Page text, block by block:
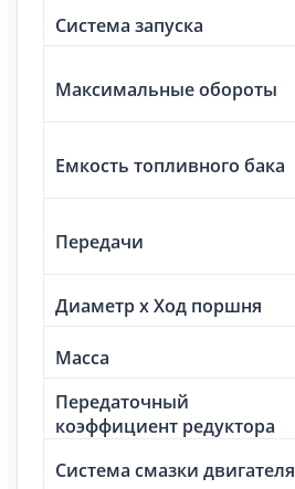
Система запуска
Максимальные обороты
Емкость топливного бака
Передачи
Диаметр х Ход поршня
Масса
Передаточный
коэффициент редуктора
Система смазки двигателя